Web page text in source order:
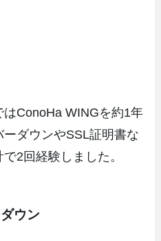
ConoHa WINGを約1年
ダウンやSSL証明書な
2回経験しました。
ウン